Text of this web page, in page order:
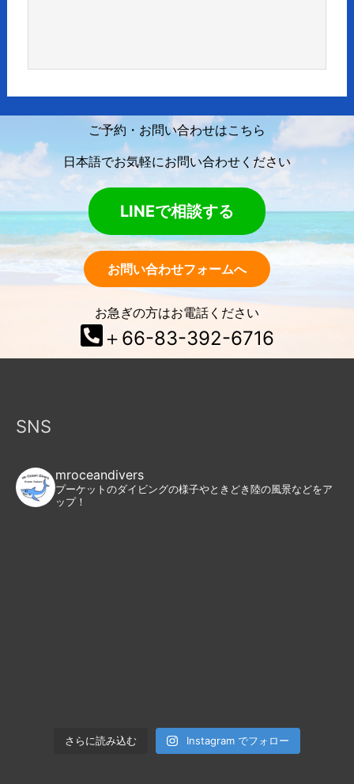
ご予約・お問い合わせはこちら
日本語でお気軽にお問い合わせください
LINEで相談する
お問い合わせフォームへ
お急ぎの方はお電話ください
＋66-83-392-6716
SNS
mroceandivers
プーケットのダイビングの様子やときどき陸の風景などをア
ップ！
さらに読み込む Instagram でフォロー